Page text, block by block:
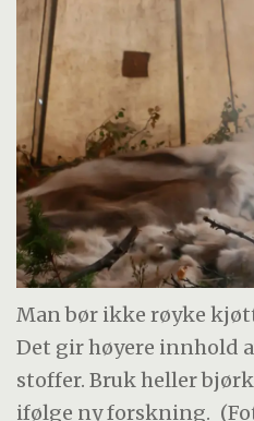
Man bør ikke røyke
Det gir høyere innhold
stoffer. Bruk heller
ifølge ny forskning.